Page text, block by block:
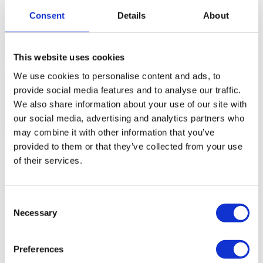
Consent Details About
This website uses cookies
We use cookies to personalise content and ads, to
provide social media features and to analyse our traffic.
We also share information about your use of our site with
our social media, advertising and analytics partners who
may combine it with other information that you’ve
provided to them or that they’ve collected from your use
of their services.
Selection
Necessary
Preferences
Contacte-nos +351 215 552 386*
Interessado?Agende visita ou solicite mais informações.
Solicitar mais Informações
Ao pedir informações está a autorizar a Portugal Sotheby's
International Realty a guardar os seus dados para o informar sobre
Lisboa, Avenidas Novas